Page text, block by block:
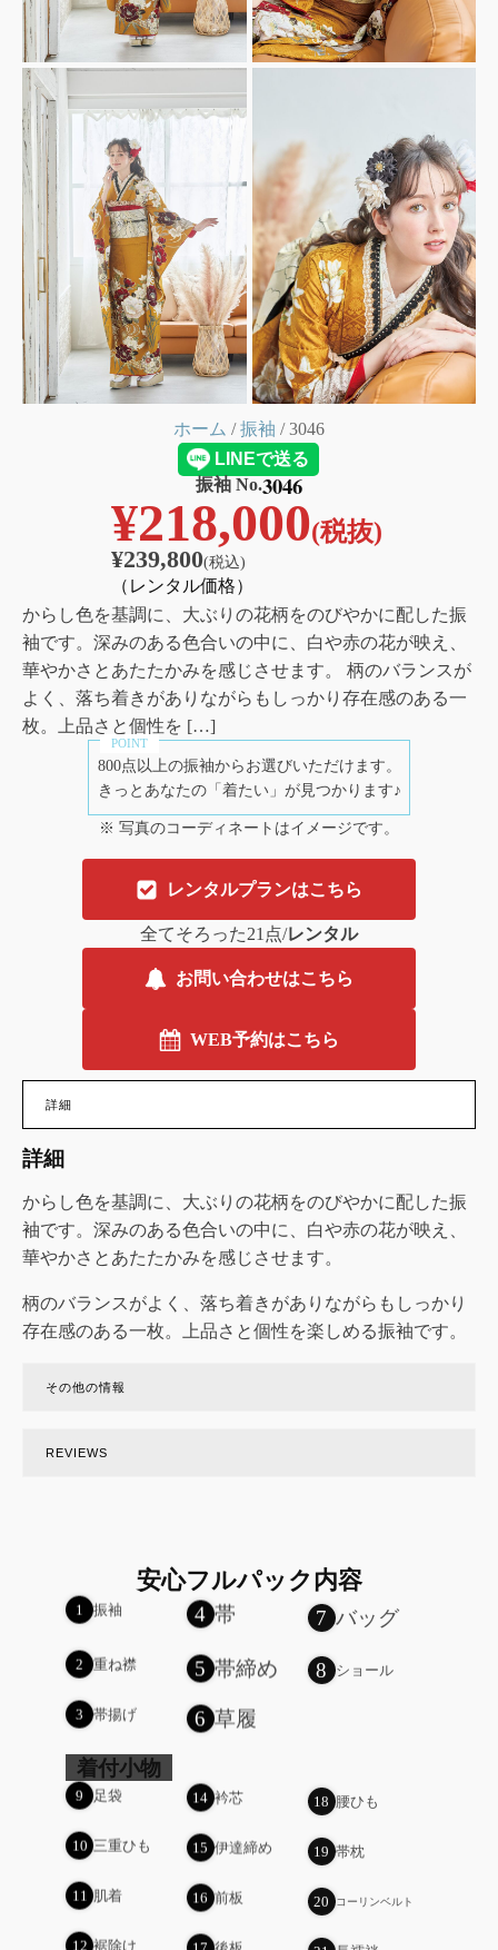
ホーム /振袖 / 3046
振袖 No.3046
¥218,000(税抜)
¥239,800(税込)
（レンタル価格）
からし色を基調に、大ぶりの花柄をのびやかに配した振
袖です。深みのある色合いの中に、白や赤の花が映え、
華やかさとあたたかみを感じさせます。 柄のバランスが
よく、落ち着きがありながらもしっかり存在感のある一
枚。上品さと個性を […]
800点以上の振袖からお選びいただけます。
きっとあなたの「着たい」が見つかります♪
※ 写真のコーディネートはイメージです。
レンタルプランはこちら
全てそろった21点/レンタル
お問い合わせはこちら
WEB予約はこちら
詳細
詳細
からし色を基調に、大ぶりの花柄をのびやかに配した振
袖です。深みのある色合いの中に、白や赤の花が映え、
華やかさとあたたかみを感じさせます。
柄のバランスがよく、落ち着きがありながらもしっかり
存在感のある一枚。上品さと個性を楽しめる振袖です。
その他の情報
REVIEWS
安心フルパック内容
1 振袖 4 帯 7 バッグ
2 重ね襟 5 帯締め 8 ショール
3 帯揚げ 6 草履
着付小物
9 足袋 14 衿芯 18 腰ひも
10 三重ひも 15 伊達締め 19 帯枕
11 肌着 16 前板 20 コーリンベルト
12 裾除け 17 後板 21 長襦袢